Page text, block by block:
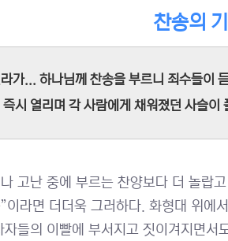
찬송의
가... 하나님께 찬송을 부르니 죄수들이
즉시 열리며 각 사람에게 채워졌던 사슬
고난 중에 부르는 찬양보다 더 놀랍
이라면 더더욱 그러하다. 화형대 위
들의 이빨에 부서지고 짓이겨지면